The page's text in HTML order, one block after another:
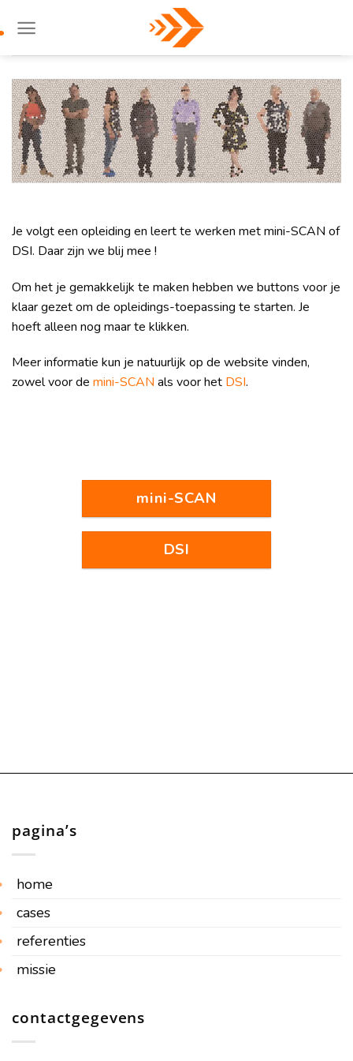
to
content
Je volgt een opleiding en leert te werken met mini-SCAN of
DSI. Daar zijn we blij mee !
Om het je gemakkelijk te maken hebben we buttons voor je
klaar gezet om de opleidings-toepassing te starten. Je
hoeft alleen nog maar te klikken.
Meer informatie kun je natuurlijk op de website vinden,
zowel voor de mini-SCAN als voor het DSI.
mini-SCAN
DSI
pagina’s
home
cases
referenties
missie
contactgegevens